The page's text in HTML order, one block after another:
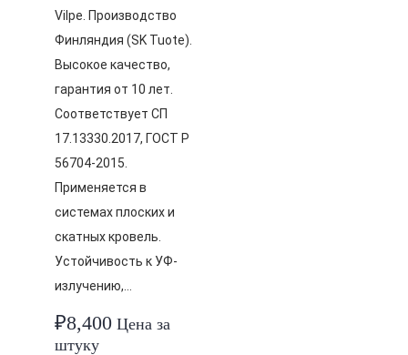
Vilpe. Производство
Финляндия (SK Tuote).
Высокое качество,
гарантия от 10 лет.
Соответствует СП
17.13330.2017, ГОСТ Р
56704-2015.
Применяется в
системах плоских и
скатных кровель.
Устойчивость к УФ-
излучению,…
₽8,400 Цена за
штуку